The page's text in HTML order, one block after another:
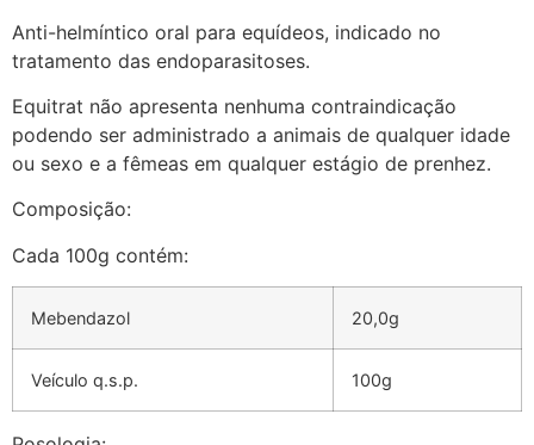
Anti-helmíntico oral para equídeos, indicado no
tratamento das endoparasitoses.
Equitrat não apresenta nenhuma contraindicação
podendo ser administrado a animais de qualquer idade
ou sexo e a fêmeas em qualquer estágio de prenhez.
Composição:
Cada 100g contém:
Mebendazol 20,0g
Veículo q.s.p. 100g